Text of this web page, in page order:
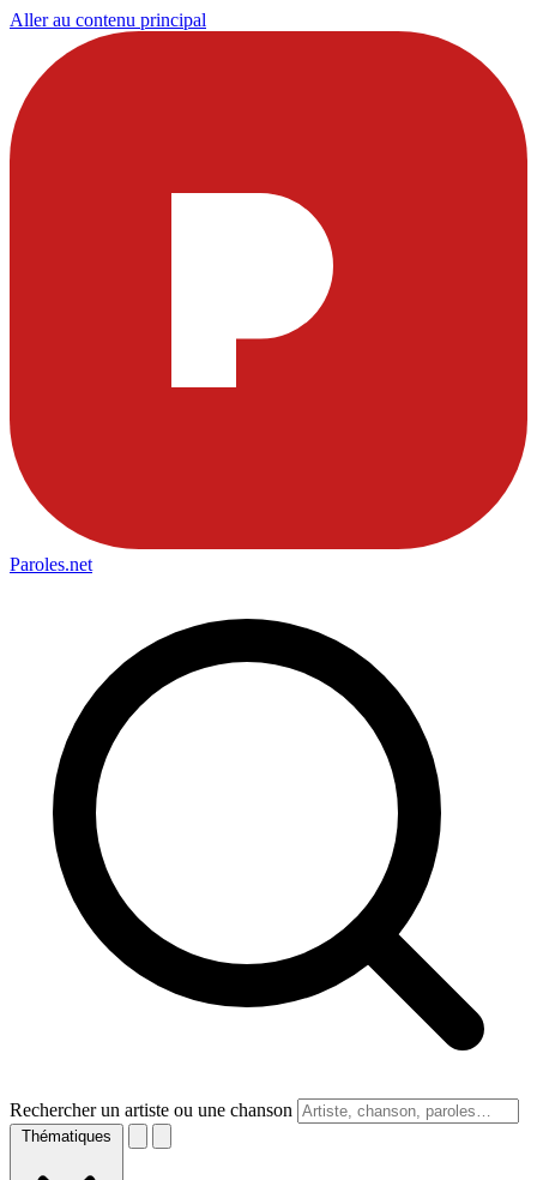
Aller au contenu principal
Paroles.net
Rechercher un artiste ou une chanson
Thématiques